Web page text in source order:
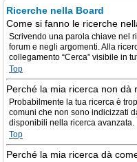
Ricerche nella Board
Come si fanno le ricerche
Scrivendo una parola chiave nel
forum e negli argomenti. Alla
collegamento “Cerca” visibile in
Top
Perché la mia ricerca non dà
Probabilmente la tua ricerca è
comuni che non sono indicizzati
disponibili nella ricerca avanzata.
Top
Perché la mia ricerca dà